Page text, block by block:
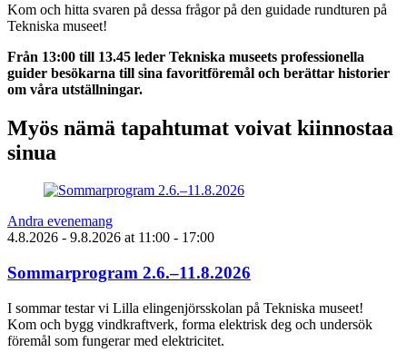
Kom och hitta svaren på dessa frågor på den guidade rundturen på
Tekniska museet!
Från 13:00 till 13.45 leder Tekniska museets professionella
guider besökarna till sina favoritföremål och berättar historier
om våra utställningar.
Myös nämä tapahtumat voivat kiinnostaa
sinua
Andra evenemang
4.8.2026 - 9.8.2026 at 11:00 - 17:00
Sommarprogram 2.6.–11.8.2026
I sommar testar vi Lilla elingenjörsskolan på Tekniska museet!
Kom och bygg vindkraftverk, forma elektrisk deg och undersök
föremål som fungerar med elektricitet.